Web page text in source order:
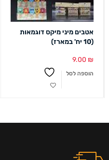
אטבים מיני מיקס דוגמאות
(10 יח' במארז)
9.00 ₪
הוספה לסל